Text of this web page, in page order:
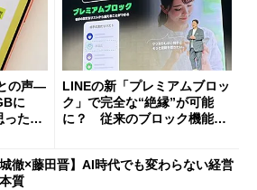
の声―
に
った」
LINEの新「プレミアムブロッ
ク」で完全な“絶縁”が可能
に？ 従来のブロック機能と
城徹×藤田晋】AI時代でも変わらない経営
質